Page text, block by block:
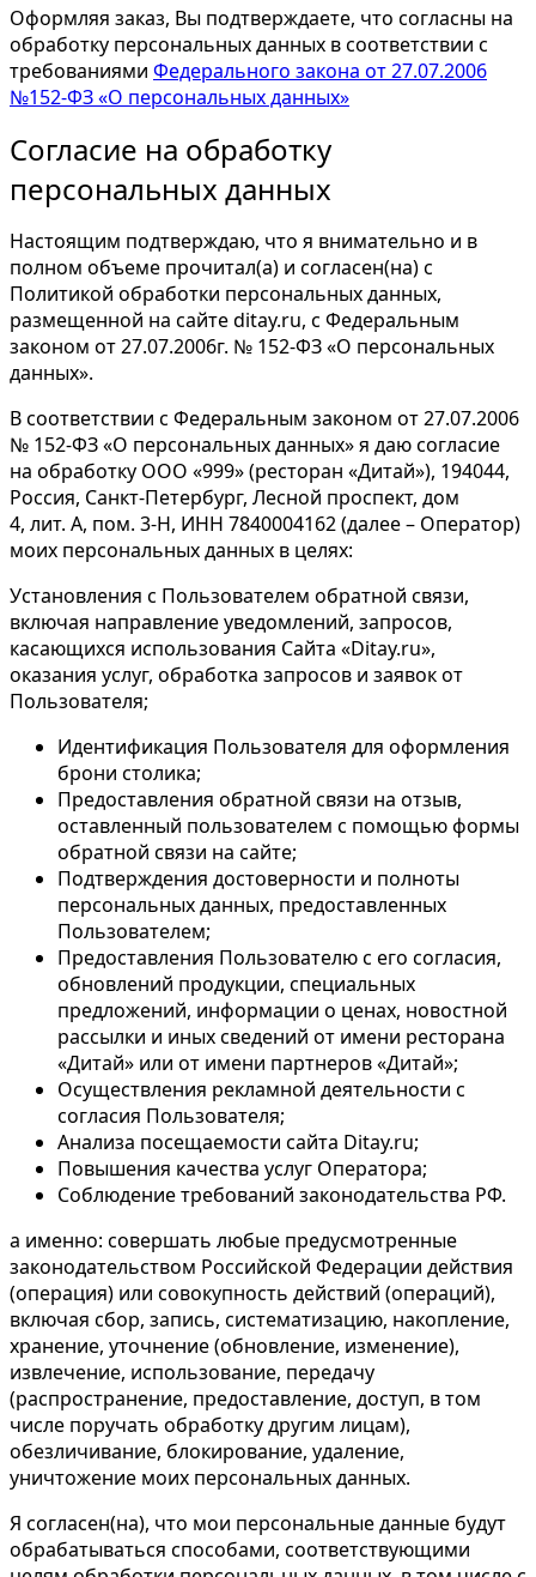
Оформляя заказ, Вы подтверждаете, что согласны на
обработку персональных данных в соответствии с
требованиями Федерального закона от 27.07.2006
№152-ФЗ «О персональных данных»
Согласие на обработку
персональных данных
Настоящим подтверждаю, что я внимательно и в
полном объеме прочитал(а) и согласен(на) с
Политикой обработки персональных данных,
размещенной на сайте ditay.ru, с Федеральным
законом от 27.07.2006г. № 152-ФЗ «О персональных
данных».
В соответствии с Федеральным законом от 27.07.2006
№ 152-ФЗ «О персональных данных» я даю согласие
на обработку ООО «999» (ресторан «Дитай»), 194044,
Россия, Санкт-Петербург, Лесной проспект, дом
4, лит. А, пом. 3-Н, ИНН 7840004162 (далее – Оператор)
моих персональных данных в целях:
Установления с Пользователем обратной связи,
включая направление уведомлений, запросов,
касающихся использования Сайта «Ditay.ru»,
оказания услуг, обработка запросов и заявок от
Пользователя;
Идентификация Пользователя для оформления
брони столика;
Предоставления обратной связи на отзыв,
оставленный пользователем с помощью формы
обратной связи на сайте;
Подтверждения достоверности и полноты
персональных данных, предоставленных
Пользователем;
Предоставления Пользователю с его согласия,
обновлений продукции, специальных
предложений, информации о ценах, новостной
рассылки и иных сведений от имени ресторана
«Дитай» или от имени партнеров «Дитай»;
Осуществления рекламной деятельности с
согласия Пользователя;
Анализа посещаемости сайта Ditay.ru;
Повышения качества услуг Оператора;
Соблюдение требований законодательства РФ.
а именно: совершать любые предусмотренные
законодательством Российской Федерации действия
(операция) или совокупность действий (операций),
включая сбор, запись, систематизацию, накопление,
хранение, уточнение (обновление, изменение),
извлечение, использование, передачу
(распространение, предоставление, доступ, в том
числе поручать обработку другим лицам),
обезличивание, блокирование, удаление,
уничтожение моих персональных данных.
Я согласен(на), что мои персональные данные будут
обрабатываться способами, соответствующими